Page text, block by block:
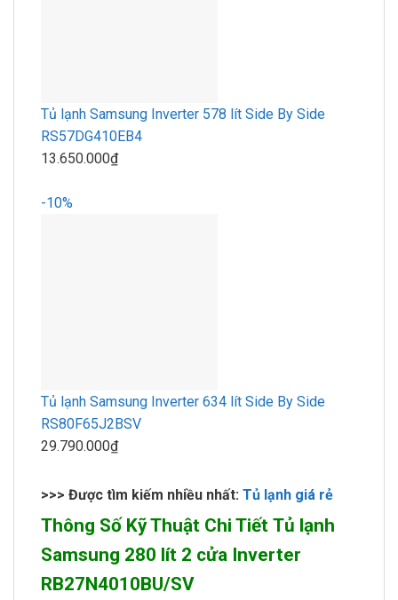
Tủ lạnh Samsung Inverter 578 lít Side By Side
RS57DG410EB4
13.650.000₫
-10%
Tủ lạnh Samsung Inverter 634 lít Side By Side
RS80F65J2BSV
29.790.000₫
>>> Được tìm kiếm nhiều nhất: Tủ lạnh giá rẻ
Thông Số Kỹ Thuật Chi Tiết Tủ lạnh
Samsung 280 lít 2 cửa Inverter
RB27N4010BU/SV